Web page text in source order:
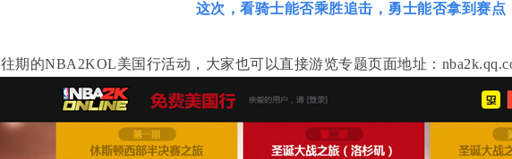
这次，看骑士能否乘胜追击，勇士能否拿到赛点
往期的NBA2KOL美国行活动，大家也可以直接游览专题页面地址：